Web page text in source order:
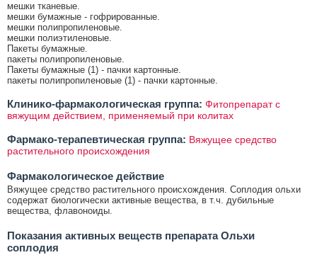
мешки тканевые.
мешки бумажные - гофрированные.
мешки полипропиленовые.
мешки полиэтиленовые.
Пакеты бумажные.
пакеты полипропиленовые.
Пакеты бумажные (1) - пачки картонные.
пакеты полипропиленовые (1) - пачки картонные.
Клинико-фармакологическая группа: Фитопрепарат с
вяжущим действием, применяемый при колитах
Фармако-терапевтическая группа: Вяжущее средство
растительного происхождения
Фармакологическое действие
Вяжущее средство растительного происхождения. Соплодия ольхи
содержат биологически активные вещества, в т.ч. дубильные
вещества, флавоноиды.
Показания активных веществ препарата Ольхи
соплодия